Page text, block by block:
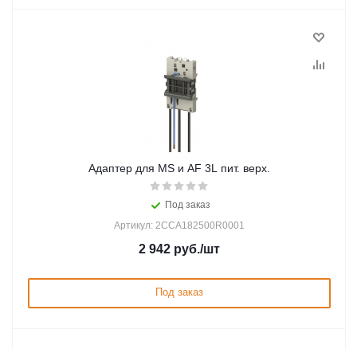
Адаптер для MS и AF 3L пит. верх.
Под заказ
Артикул: 2CCA182500R0001
2 942 руб./шт
Под заказ